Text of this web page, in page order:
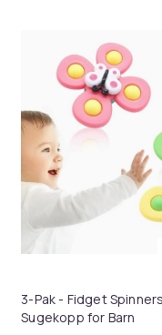
til HDMI-omformer
3-Pak - Fidget
Sugekopp for Barn